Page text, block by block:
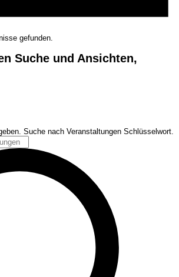
gefunden.
Suche und Ansichten,
Suche nach Veranstaltungen Schlüsselwort.